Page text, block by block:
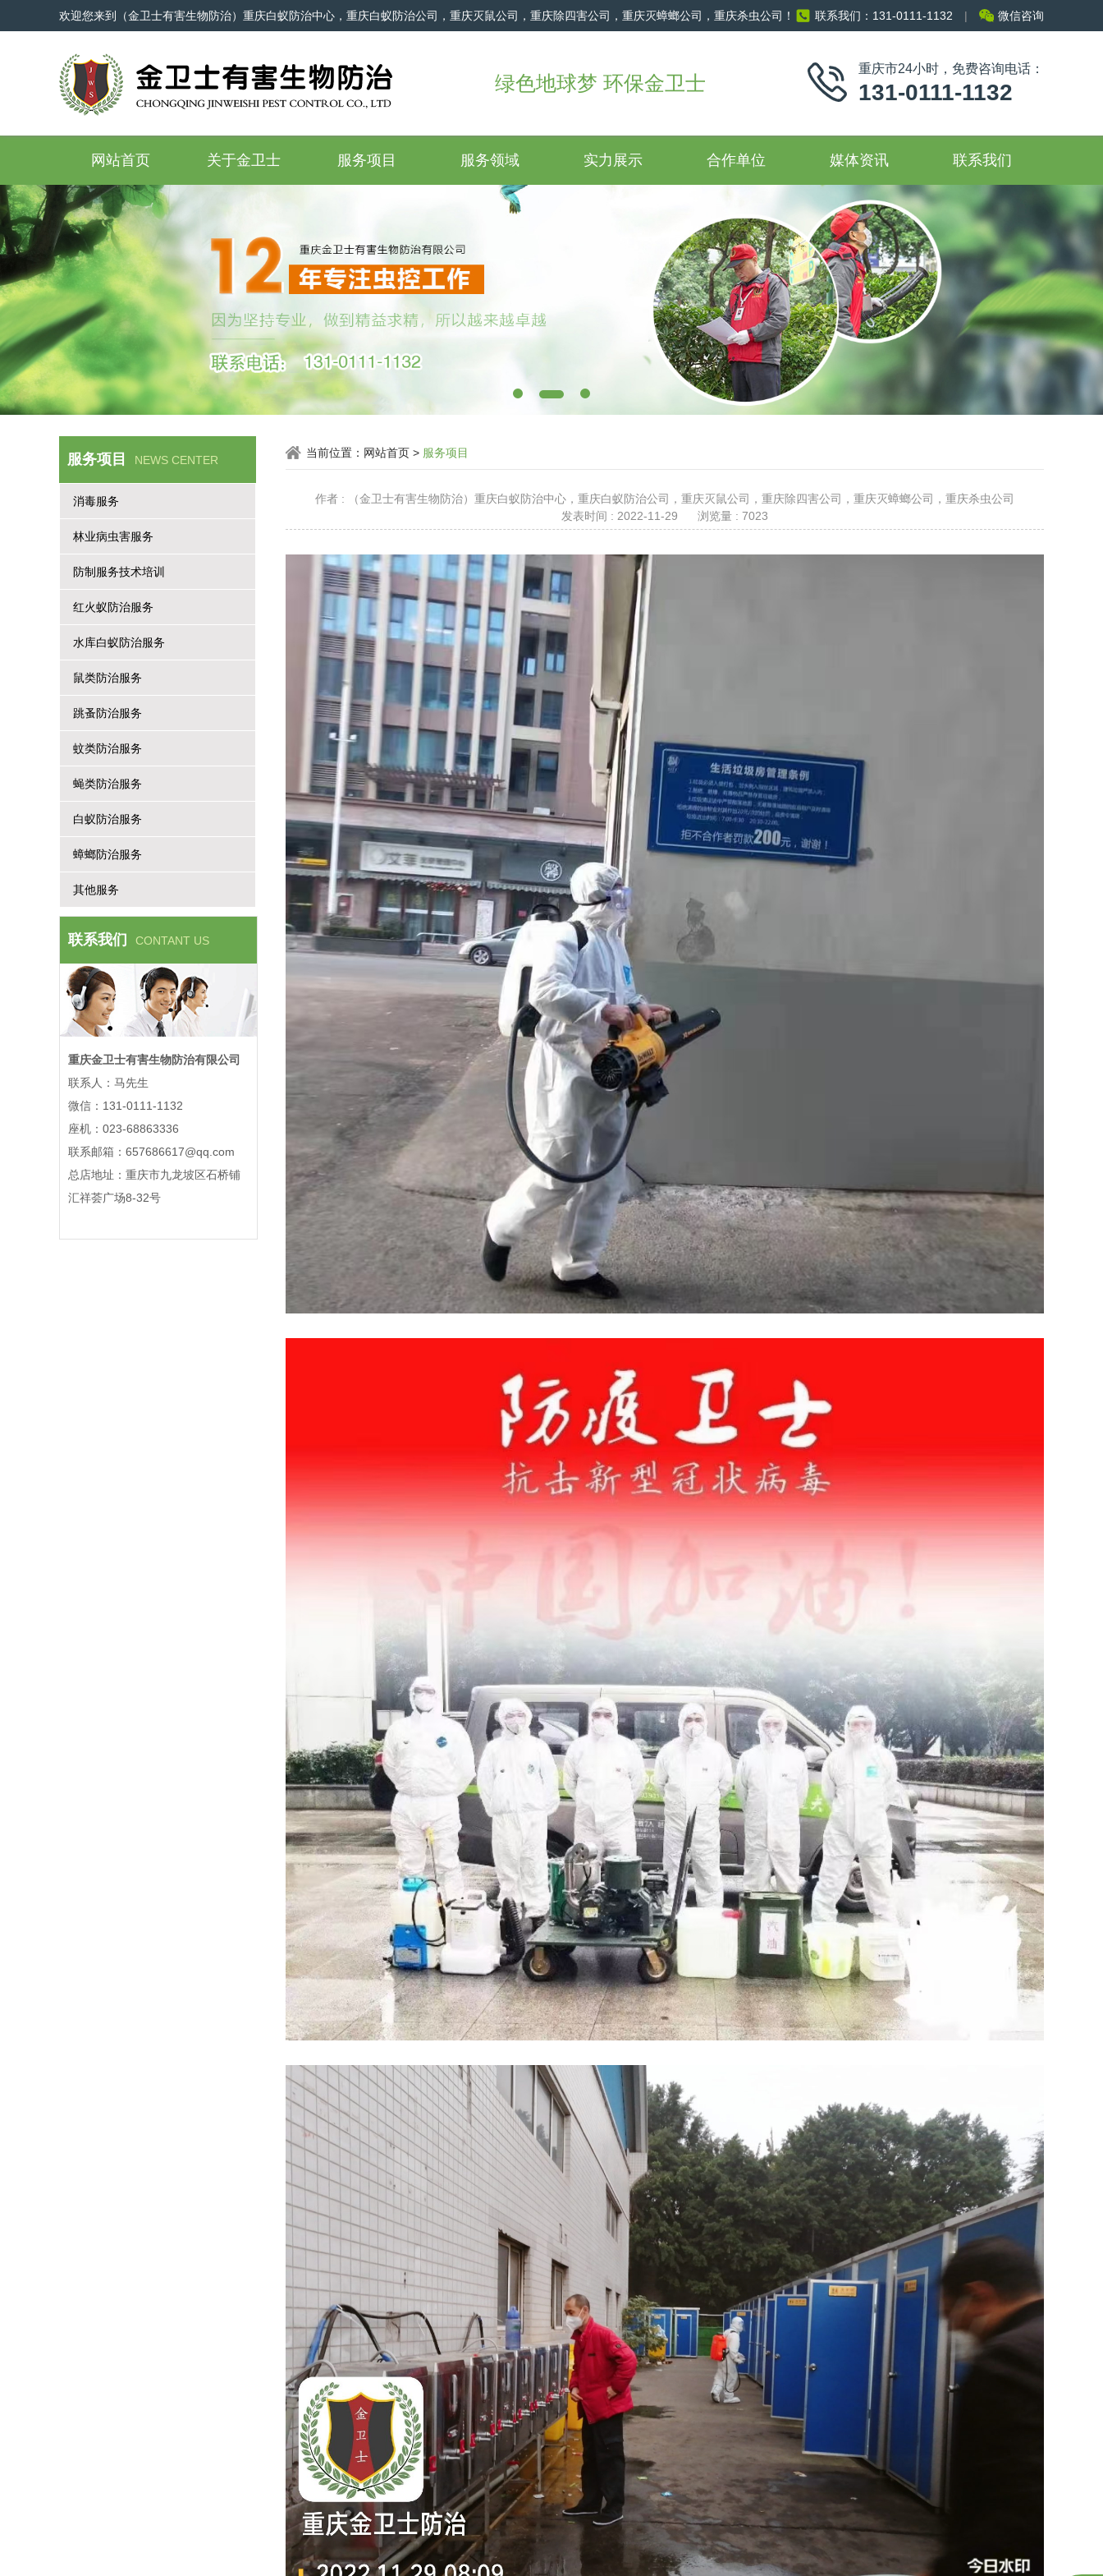
联系我们：131-0111-1132 | 微信咨询
欢迎您来到（金卫士有害生物防治）重庆白蚁防治中心，重庆白蚁防治公司，重庆灭鼠公司，重庆除四害公司，重庆灭蟑螂公司，重庆杀虫公司！
绿色地球梦 环保金卫士
重庆市24小时，免费咨询电话：
131-0111-1132
网站首页 关于金卫士 服务项目 服务领域 实力展示 合作单位 媒体资讯 联系我们
服务项目 NEWS CENTER
消毒服务
林业病虫害服务
防制服务技术培训
红火蚁防治服务
水库白蚁防治服务
鼠类防治服务
跳蚤防治服务
蚊类防治服务
蝇类防治服务
白蚁防治服务
蟑螂防治服务
其他服务
联系我们 CONTANT US
重庆金卫士有害生物防治有限公司
联系人：马先生
微信：131-0111-1132
座机：023-68863336
联系邮箱：657686617@qq.com
总店地址：重庆市九龙坡区石桥铺
汇祥荟广场8-32号
当前位置： 网站首页 > 服务项目
作者 : （金卫士有害生物防治）重庆白蚁防治中心，重庆白蚁防治公司，重庆灭鼠公司，重庆除四害公司，重庆灭蟑螂公司，重庆杀虫公司
发表时间 : 2022-11-29
浏览量 : 7023